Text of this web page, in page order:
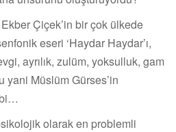
Çiçek’in bir çok ülkede
eseri ‘Haydar Haydar’ı,
ayrılık, zulüm, yoksulluk, gam
yani Müslüm Gürses’in
olarak en problemli